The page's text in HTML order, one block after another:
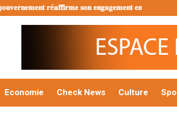
𝐫é𝐚𝐟𝐟𝐢𝐫𝐦𝐞 𝐬𝐨𝐧 𝐞𝐧𝐠𝐚𝐠𝐞𝐦𝐞𝐧𝐭 𝐞𝐧 𝐟𝐚𝐯𝐞𝐮𝐫 𝐝’𝐮𝐧𝐞
Economie Check News Culture